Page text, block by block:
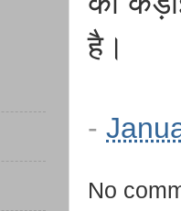
है।
-
No